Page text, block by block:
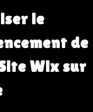
le
de
Wix sur